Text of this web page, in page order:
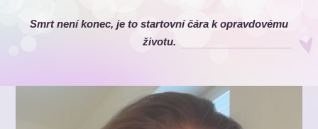
Smrt není konec, je to startovní čára k opravdovému
životu.